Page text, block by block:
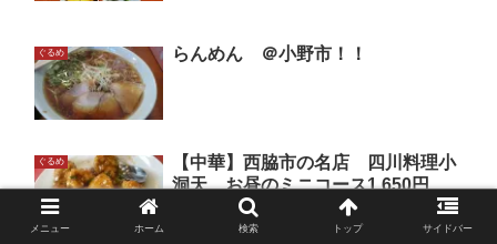
ぐるめ らんめん ＠小野市！！
ぐるめ
【中華】西脇市の名店 四川料理小
洞天 お昼のミニコース1,650円
+担々麺330円は絶対食べて！！
メニュー ホーム 検索 トップ サイドバー